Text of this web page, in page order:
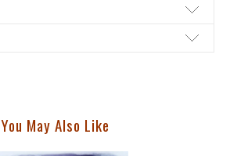
You May Also Like